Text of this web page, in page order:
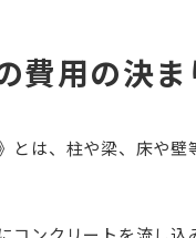
費用の決ま
とは、柱や梁、床や